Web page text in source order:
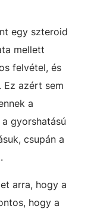
egy szteroid
mellett
felvétel, és
Ez azért sem
a
gyorshatású
csupán a
arra, hogy a
hogy a